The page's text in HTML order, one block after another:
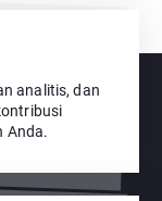
analitis, dan
Anda.